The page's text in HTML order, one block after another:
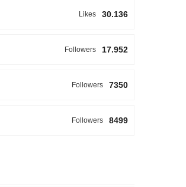
30.136
Likes
17.952
Followers
7350
Followers
8499
Followers